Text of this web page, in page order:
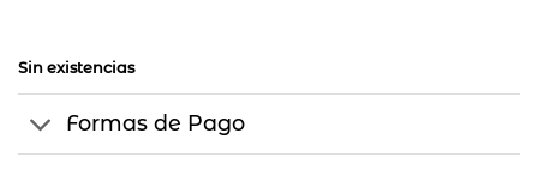
Sin existencias
Formas de Pago